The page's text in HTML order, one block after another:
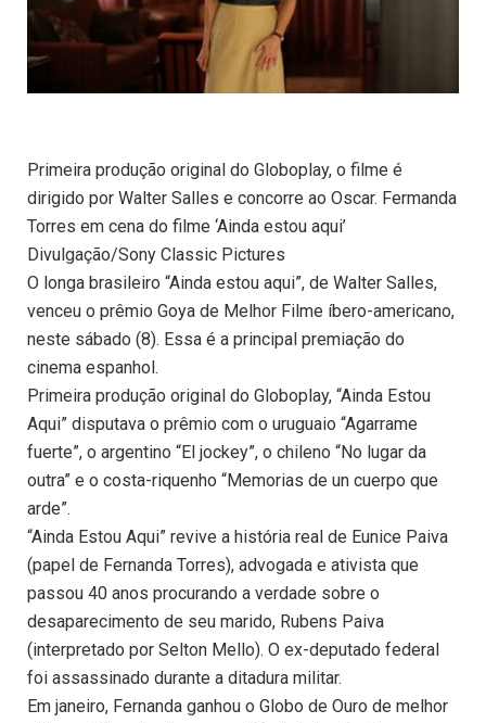
Primeira produção original do Globoplay, o filme é
dirigido por Walter Salles e concorre ao Oscar. Fermanda
Torres em cena do filme ‘Ainda estou aqui’
Divulgação/Sony Classic Pictures
O longa brasileiro “Ainda estou aqui”, de Walter Salles,
venceu o prêmio Goya de Melhor Filme íbero-americano,
neste sábado (8). Essa é a principal premiação do
cinema espanhol.
Primeira produção original do Globoplay, “Ainda Estou
Aqui” disputava o prêmio com o uruguaio “Agarrame
fuerte”, o argentino “El jockey”, o chileno “No lugar da
outra” e o costa-riquenho “Memorias de un cuerpo que
arde”.
“Ainda Estou Aqui” revive a história real de Eunice Paiva
(papel de Fernanda Torres), advogada e ativista que
passou 40 anos procurando a verdade sobre o
desaparecimento de seu marido, Rubens Paiva
(interpretado por Selton Mello). O ex-deputado federal
foi assassinado durante a ditadura militar.
Em janeiro, Fernanda ganhou o Globo de Ouro de melhor